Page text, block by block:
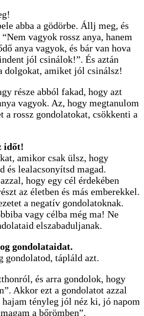
abba a gödörbe. Állj meg, és
vagyok rossz anya, hanem
anya vagyok, és bár van hova
jól csinálok!”. És aztán
dolgokat, amiket jól csinálsz!
része abból fakad, hogy azt
vagyok. Az, hogy megtanulom
a rossz gondolatokat, csökkenti a
időt!
amikor csak ülsz, hogy
és lealacsonyítsd magad.
hogy egy cél érdekében
az életben és más emberekkel.
a negatív gondolatoknak.
vagy célba még ma! Ne
elszabaduljanak.
gondolataidat.
gondolatod, tápláld azt.
és arra gondolok, hogy
Akkor ezt a gondolatot azzal
tényleg jól néz ki, jó napom
a bőrömben”.